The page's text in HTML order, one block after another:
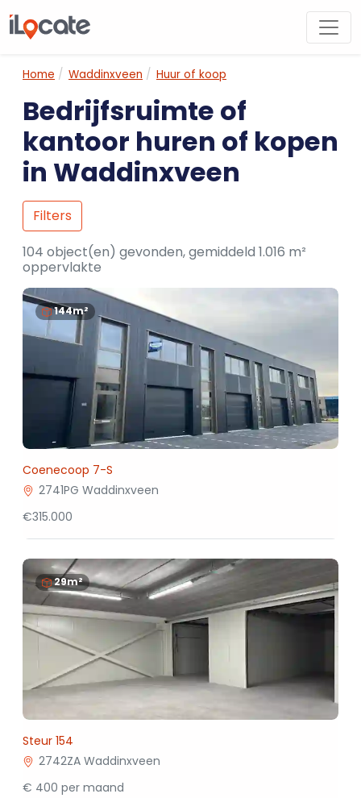
Home Waddinxveen Huur of koop
Bedrijfsruimte of
kantoor huren of kopen
in Waddinxveen
Filters
104 object(en) gevonden, gemiddeld 1.016 m²
oppervlakte
144m²
Coenecoop 7-S
2741PG Waddinxveen
€315.000
29m²
Steur 154
2742ZA Waddinxveen
€ 400 per maand